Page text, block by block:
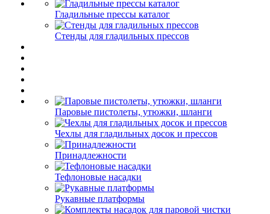
Гладильные прессы каталог
Стенды для гладильных прессов
Паровые пистолеты, утюжки, шланги
Чехлы для гладильных досок и прессов
Принадлежности
Тефлоновые насадки
Рукавные платформы